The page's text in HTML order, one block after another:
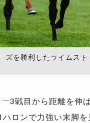
ズを勝利したライムス
3戦目から距離を伸
ハロンで力強い末脚